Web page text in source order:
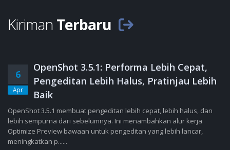
Kiriman Terbaru
6
Apr
OpenShot 3.5.1: Performa Lebih Cepat,
Pengeditan Lebih Halus, Pratinjau Lebih
Baik
OpenShot 3.5.1 membuat pengeditan lebih cepat, lebih halus, dan
lebih sempurna dari sebelumnya. Ini menambahkan alur kerja
Optimize Preview bawaan untuk pengeditan yang lebih lancar,
meningkatkan p......